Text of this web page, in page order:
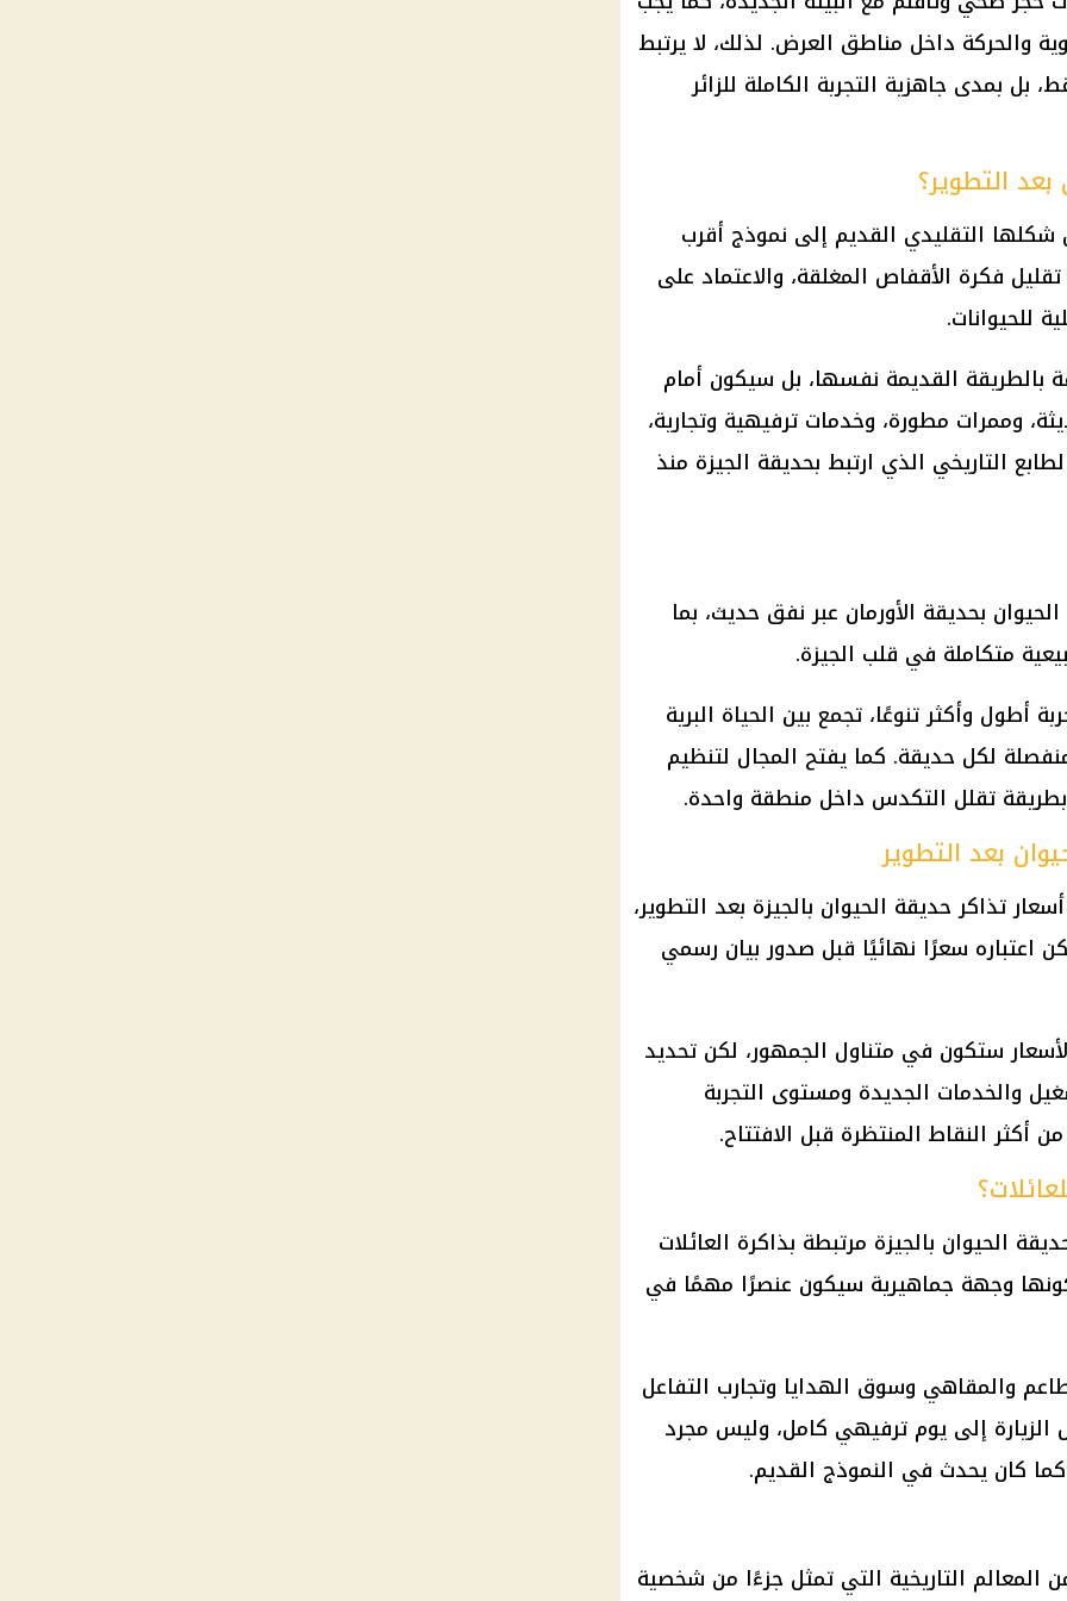
والحركة داخل مناطق العرض. لذلك، لا يرتبط
بل بمدى جاهزية التجربة الكاملة للزائر
التطوير؟
التقليدي القديم إلى نموذج أقرب
فكرة الأقفاص المغلقة، والاعتماد على
للحيوانات.
بالطريقة القديمة نفسها، بل سيكون أمام
وممرات مطورة، وخدمات ترفيهية وتجارية،
التاريخي الذي ارتبط بحديقة الجيزة منذ
بحديقة الأورمان عبر نفق حديث، بما
متكاملة في قلب الجيزة.
أطول وأكثر تنوعًا، تجمع بين الحياة البرية
منفصلة لكل حديقة. كما يفتح المجال لتنظيم
بطريقة تقلل التكدس داخل منطقة واحدة.
بعد التطوير
أسعارتذاكر حديقة الحيوان بالجيزة بعد التطوير،
اعتباره سعرًا نهائيًا قبل صدور بيان رسمي
ستكون في متناول الجمهور، لكن تحديد
والخدمات الجديدة ومستوى التجربة
النقاط المنتظرة قبل الافتتاح.
الحيوان بالجيزة مرتبطة بذاكرة العائلات
وجهة جماهيرية سيكون عنصرًا مهمًا في
والمقاهي وسوق الهدايا وتجارب التفاعل
الزيارة إلى يوم ترفيهي كامل، وليس مجرد
كان يحدث في النموذج القديم.
المعالم التاريخية التي تمثل جزءًا من شخصية